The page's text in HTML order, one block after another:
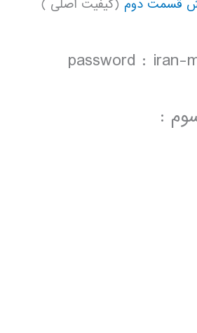
قسمت دوم (کیفیت اصلی )
password : iran-
: